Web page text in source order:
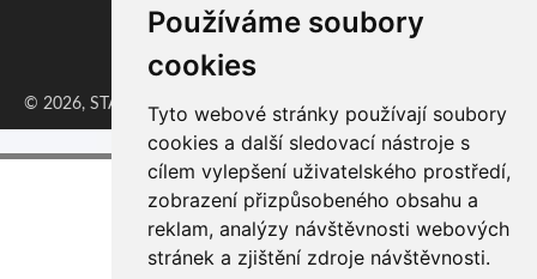
Používáme soubory
cookies
Tyto webové stránky používají soubory
cookies a další sledovací nástroje s
cílem vylepšení uživatelského prostředí,
zobrazení přizpůsobeného obsahu a
reklam, analýzy návštěvnosti webových
stránek a zjištění zdroje návštěvnosti.
Provozovna:
Zaječice 351, 538 35 Zaječice
© 2026, STAVO-SHOP, ProfiBAU Chrudim, s.r.o. | Vytvoril
Erzasoft